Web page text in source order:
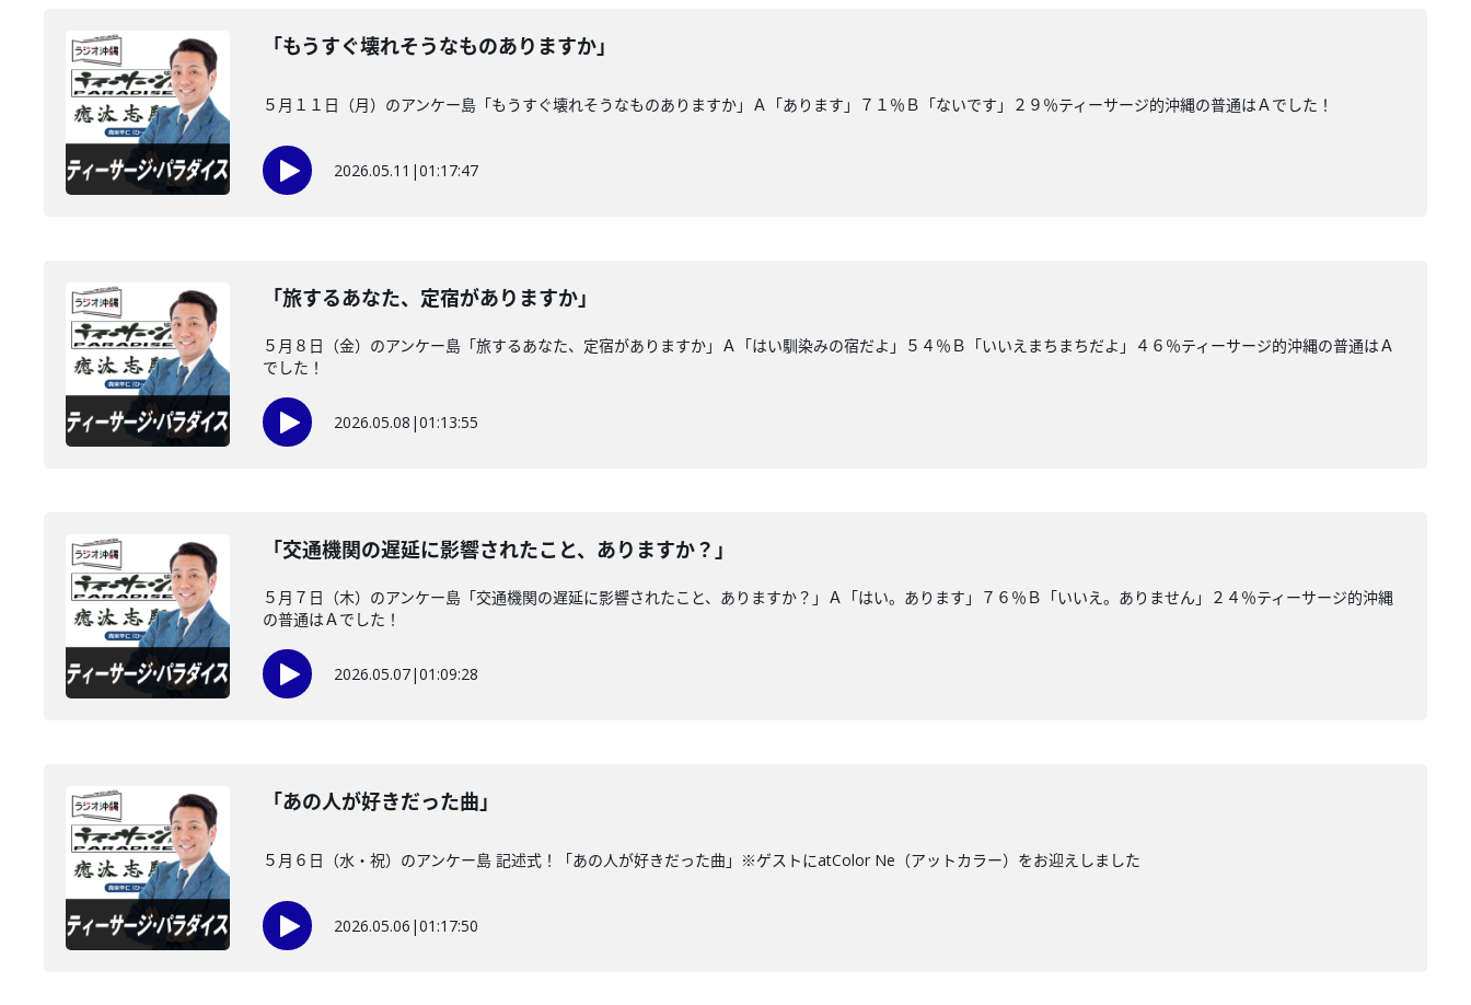
「もうすぐ壊れそうなものありますか」
５月１１日（月）のアンケー島「もうすぐ壊れそうなものありますか」Ａ「あります」７１％Ｂ「ないです」２９％ティーサージ的沖縄の普通はＡでした！
2026.05.11 |01:17:47
「旅するあなた、定宿がありますか」
５月８日（金）のアンケー島「旅するあなた、定宿がありますか」Ａ「はい馴染みの宿だよ」５４％Ｂ「いいえまちまちだよ」４６％ティーサージ的沖縄の普通はＡ
でした！
2026.05.08 |01:13:55
「交通機関の遅延に影響されたこと、ありますか？」
５月７日（木）のアンケー島「交通機関の遅延に影響されたこと、ありますか？」Ａ「はい。あります」７６％Ｂ「いいえ。ありません」２４％ティーサージ的沖縄
の普通はＡでした！
2026.05.07|01:09:28
「あの人が好きだった曲」
５月６日（水・祝）のアンケー島 記述式！「あの人が好きだった曲」※ゲストにatColor Ne（アットカラー）をお迎えしました
2026.05.06 |01:17:50